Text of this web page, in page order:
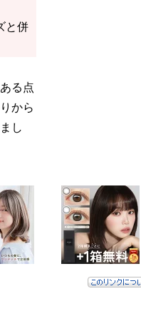
と併
る点
から
し